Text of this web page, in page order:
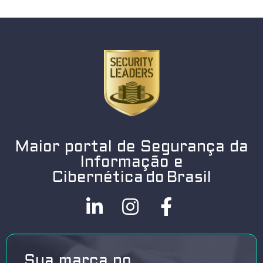
Maior portal de Segurança da
Informação e
Cibernética do Brasil